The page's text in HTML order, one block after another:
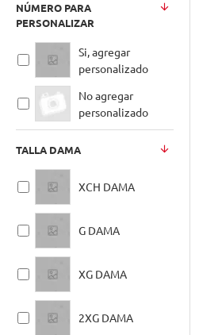
NÚMERO PARA
PERSONALIZAR
Si, agregar
personalizado
No agregar
personalizado
TALLA DAMA
XCH DAMA
G DAMA
XG DAMA
2XG DAMA